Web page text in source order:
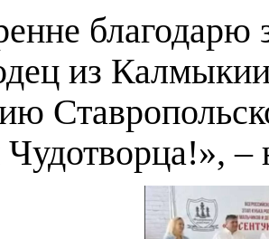
благодарю
из
Чудотворца!»,